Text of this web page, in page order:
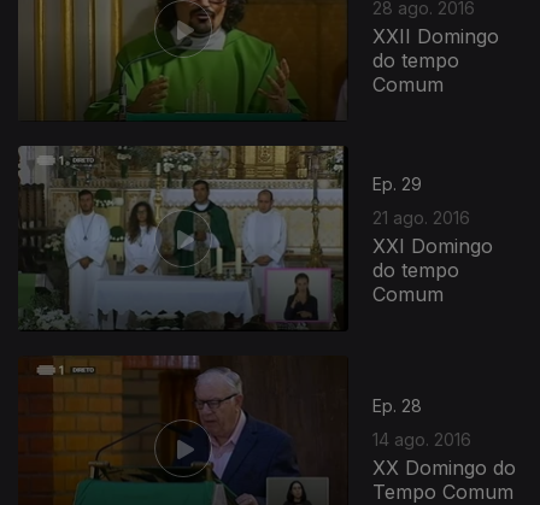
28 ago. 2016
XXII Domingo
do tempo
Comum
Ep. 29
21 ago. 2016
XXI Domingo
do tempo
Comum
Ep. 28
14 ago. 2016
XX Domingo do
Tempo Comum